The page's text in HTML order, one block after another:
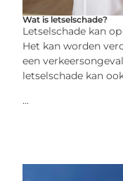
Wat is letselschade?
Letselschade kan
Het kan worden
een
letselschade kan
...